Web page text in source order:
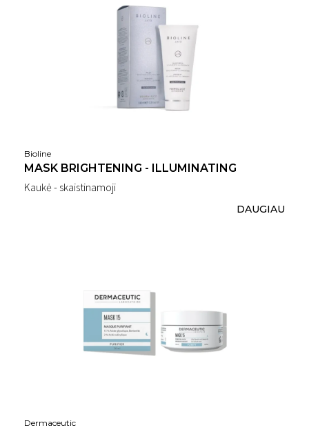
Bioline
MASK BRIGHTENING - ILLUMINATING
Kaukė - skaistinamoji
DAUGIAU
Dermaceutic